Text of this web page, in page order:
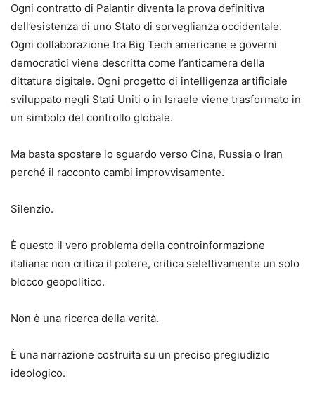
Ogni contratto di Palantir diventa la prova definitiva
dell’esistenza di uno Stato di sorveglianza occidentale.
Ogni collaborazione tra Big Tech americane e governi
democratici viene descritta come l’anticamera della
dittatura digitale. Ogni progetto di intelligenza artificiale
sviluppato negli Stati Uniti o in Israele viene trasformato in
un simbolo del controllo globale.
Ma basta spostare lo sguardo verso Cina, Russia o Iran
perché il racconto cambi improvvisamente.
Silenzio.
È questo il vero problema della controinformazione
italiana: non critica il potere, critica selettivamente un solo
blocco geopolitico.
Non è una ricerca della verità.
È una narrazione costruita su un preciso pregiudizio
ideologico.